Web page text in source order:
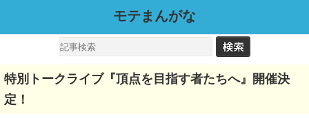
モテまんがな
特別トークライブ『頂点を目指す者たちへ』開催決
定！